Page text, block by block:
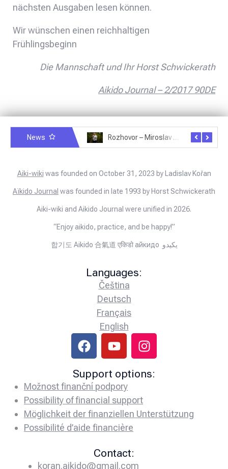
nächsten Ausgaben lesen können.
Wir wünschen einen reichhaltigen
Frühlingsbeginn
Die Mannschaft und Ihr Horst Schwickerath
Aikido Journal – 2/2017 90DE
News Rozhovor – Miroslav Šmíd – 22.3.2025
Aiki-wiki was founded on October 31, 2023 by Ladislav Kořan
Aïkido Journal was founded in late 1993 by Horst Schwickerath
Aiki-wiki and Aikido Journal were unified in 2026.
“Enjoy aikido, practice, and be happy!”
합기도 Aikido 合氣道 एकिडो айкидо يكيدو
Languages:
Čeština
Deutsch
Français
English
Support options:
Možnost finanční podpory
Possibility of financial support
Möglichkeit der finanziellen Unterstützung
Possibilité d’aide financière
Contact:
koran.aikido@gmail.com